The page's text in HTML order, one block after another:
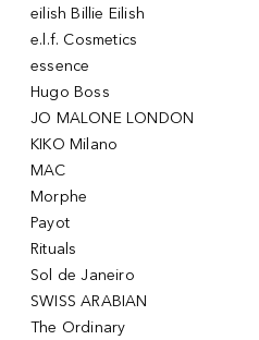
eilish Billie Eilish
e.l.f. Cosmetics
essence
Hugo Boss
JO MALONE LONDON
KIKO Milano
MAC
Morphe
Payot
Rituals
Sol de Janeiro
SWISS ARABIAN
The Ordinary